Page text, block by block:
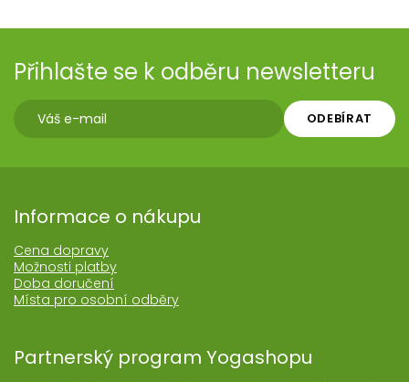
Přihlašte se k odběru newsletteru
ODEBÍRAT
Informace o nákupu
Cena dopravy
Možnosti platby
Doba doručení
Místa pro osobní odběry
Partnerský program Yogashopu